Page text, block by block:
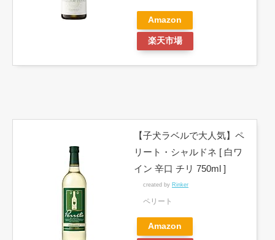
Amazon
楽天市場
【子犬ラベルで大人気】ペ
リート・シャルドネ [ 白ワ
イン 辛口 チリ 750ml ]
created by Rinker
ペリート
Amazon